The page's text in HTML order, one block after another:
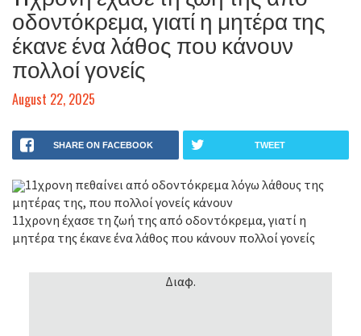
οδοντόκρεμα, γιατί η μητέρα της
έκανε ένα λάθος που κάνουν
πολλοί γονείς
August 22, 2025
SHARE ON FACEBOOK TWEET
11χρονη πεθαίνει από οδοντόκρεμα λόγω λάθους της
μητέρας της, που πολλοί γονείς κάνουν
11χρονη έχασε τη ζωή της από οδοντόκρεμα, γιατί η
μητέρα της έκανε ένα λάθος που κάνουν πολλοί γονείς
Διαφ.